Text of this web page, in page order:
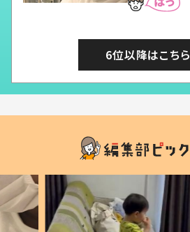
6位以降はこちら